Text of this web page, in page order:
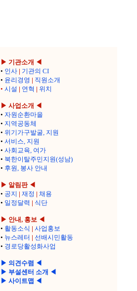
▶ 기관소개 ◀
• 인사 | 기관의 CI
• 윤리경영 | 직원소개
• 시설 | 연혁 | 위치
▶ 사업소개 ◀
• 자원순환마을
• 지역공동체
• 위기가구발굴, 지원
• 서비스, 지원
• 사회교육, 여가
• 북한이탈주민지원(성남)
• 후원, 봉사 안내
▶ 알림판 ◀
• 공지 | 재정 | 채용
• 일정달력 | 식단
▶ 안내, 홍보 ◀
• 활동소식 | 사업홍보
• 뉴스레터 | 선배시민활동
• 경로당활성화사업
▶ 의견수렴 ◀
▶ 부설센터 소개 ◀
▶ 사이트맵 ◀